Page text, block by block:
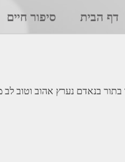
דף הבית סיפור חיים
בתור בנאדם נערץ אהוב